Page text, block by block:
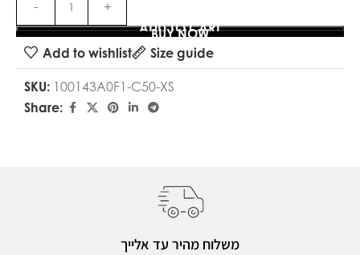
ADD TO CART
BUY NOW
Add to wishlist
Size guide
SKU: 100143A0F1-C50-XS
Share:
משלוח מהיר עד אלייך